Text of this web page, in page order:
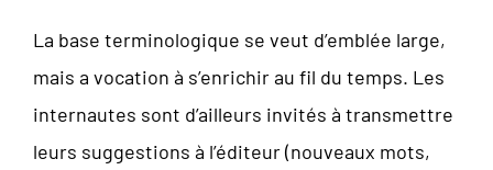
La base terminologique se veut d’emblée large,
mais a vocation à s’enrichir au fil du temps. Les
internautes sont d’ailleurs invités à transmettre
leurs suggestions à l’éditeur (nouveaux mots,